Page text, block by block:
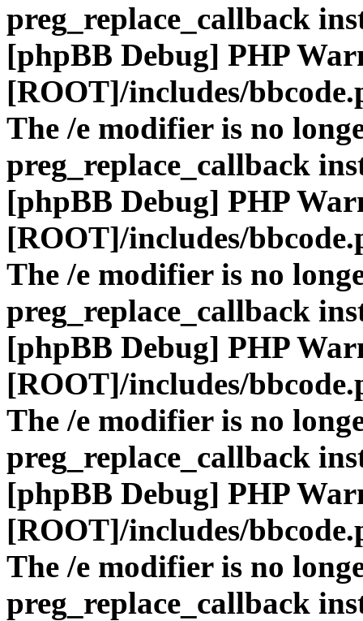
preg_replace_callback
[phpBB Debug] PHP
[ROOT]/includes/
The /e modifier is no
preg_replace_callback
[phpBB Debug] PHP
[ROOT]/includes/
The /e modifier is no
preg_replace_callback
[phpBB Debug] PHP
[ROOT]/includes/
The /e modifier is no
preg_replace_callback
[phpBB Debug] PHP
[ROOT]/includes/
The /e modifier is no
preg_replace_callback